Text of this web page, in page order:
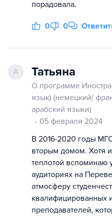
порадовала.
0 0
Татьяна
О программе
язык) (немецкий/
арабский языки)
05 февраля 2024
В 2016-2020 годы
вторым домом. Хотя
теплотой вспоминаю
аудиториях на
атмосферу
квалифицированных
преподавателей,